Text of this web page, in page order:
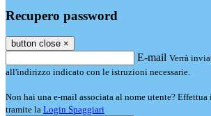
Recupero password
button close ×
E-mail Verrà
all'indirizzo indicato con le istruzioni necessarie.
Non hai una e-mail associata al nome utente? Effettua
tramite la Login Spaggiari